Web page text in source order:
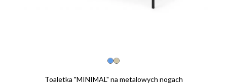
Toaletka "MINIMAL" na metalowych nogach